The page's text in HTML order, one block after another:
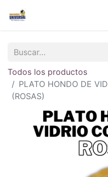
Todos los productos
PLATO HONDO DE
(ROSAS)